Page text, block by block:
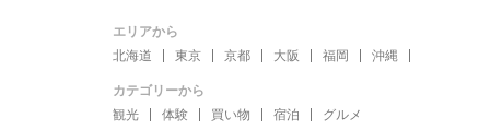
エリアから
北海道
東京 京都 大阪 福岡 沖縄
カテゴリーから
観光
体験 買い物 宿泊 グルメ